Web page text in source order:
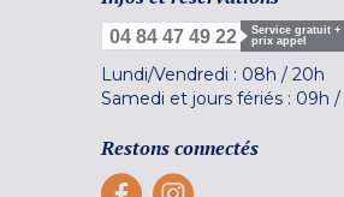
04 84 47 49 22
Service gratuit +
prix appel
Lundi/Vendredi : 08h / 20h
Samedi et jours fériés : 09h /
Restons connectés